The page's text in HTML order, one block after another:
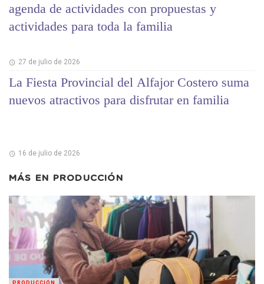
agenda de actividades con propuestas y
actividades para toda la familia
27 de julio de 2026
La Fiesta Provincial del Alfajor Costero suma
nuevos atractivos para disfrutar en familia
16 de julio de 2026
MÁS EN PRODUCCIÓN
PRODUCCIÓN